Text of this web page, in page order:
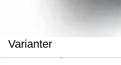
Varianter